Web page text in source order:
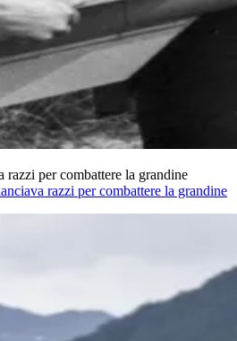
razzi per combattere la grandine
razzi per combattere la grandine